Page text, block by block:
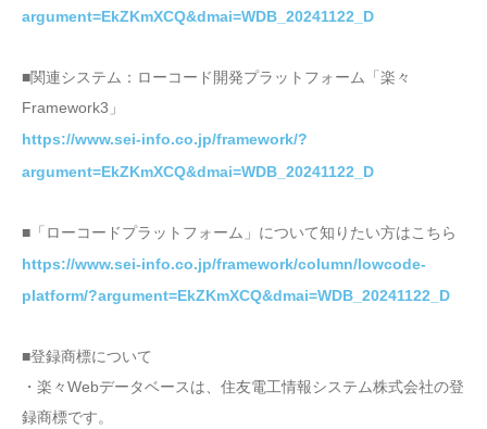
argument=EkZKmXCQ&dmai=WDB_20241122_D
■関連システム：ローコード開発プラットフォーム「楽々
Framework3」
https://www.sei-info.co.jp/framework/?
argument=EkZKmXCQ&dmai=WDB_20241122_D
■「ローコードプラットフォーム」について知りたい方はこちら
https://www.sei-info.co.jp/framework/column/lowcode-
platform/?argument=EkZKmXCQ&dmai=WDB_20241122_D
■登録商標について
・楽々Webデータベースは、住友電工情報システム株式会社の登
録商標です。